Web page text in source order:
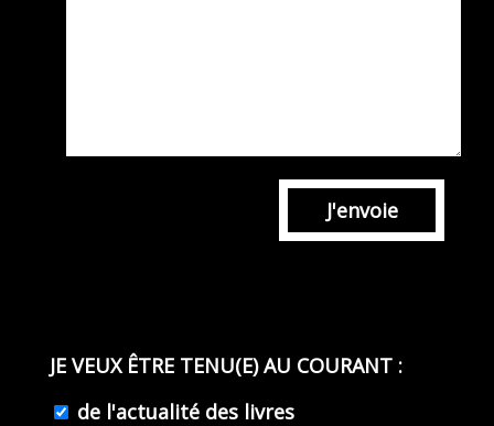
J'envoie
JE VEUX ÊTRE TENU(E) AU COURANT :
de l'actualité des livres